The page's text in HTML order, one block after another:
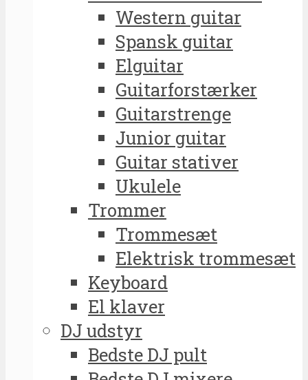
Western guitar
Spansk guitar
Elguitar
Guitarforstærker
Guitarstrenge
Junior guitar
Guitar stativer
Ukulele
Trommer
Trommesæt
Elektrisk trommesæt
Keyboard
El klaver
DJ udstyr
Bedste DJ pult